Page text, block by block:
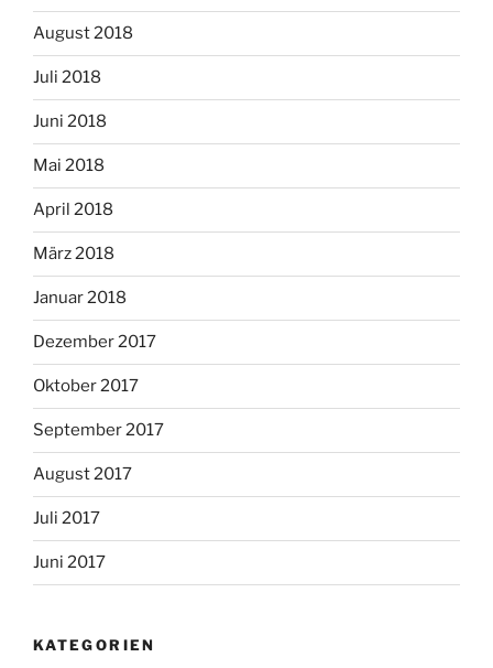
August 2018
Juli 2018
Juni 2018
Mai 2018
April 2018
März 2018
Januar 2018
Dezember 2017
Oktober 2017
September 2017
August 2017
Juli 2017
Juni 2017
KATEGORIEN